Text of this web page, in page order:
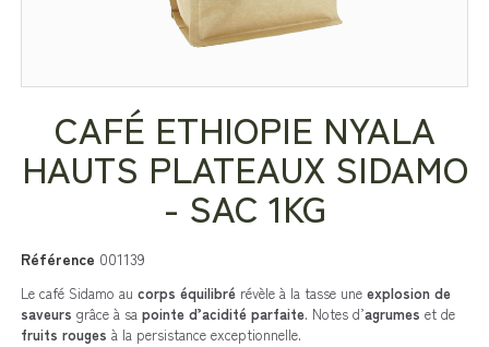
CAFÉ ETHIOPIE NYALA
HAUTS PLATEAUX SIDAMO
- SAC 1KG
Référence 001139
Le café Sidamo au corps équilibrérévèle à la tasse uneexplosion de
saveurs grâce à sa pointe d’acidité parfaite. Notes d’agrumes et de
fruits rouges à la persistance exceptionnelle.